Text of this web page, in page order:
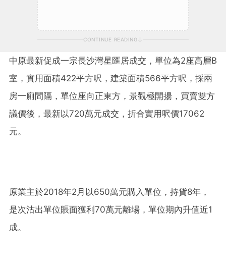
CONTINUE READING
中原最新促成一宗長沙灣星匯居成交，單位為2座高層B
室，實用面積422平方呎，建築面積566平方呎，採兩
房一廁間隔，單位座向正東方，景觀極開揚，買賣雙方
議價後，最新以720萬元成交，折合實用呎價17062
元。
原業主於2018年2月以650萬元購入單位，持貨8年，
是次沽出單位賬面獲利70萬元離場，單位期內升值近1
成。